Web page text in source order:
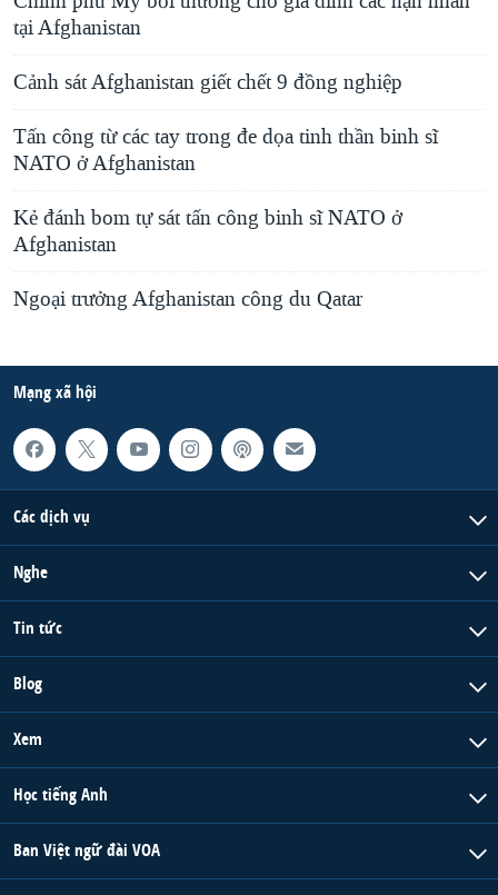
tại Afghanistan
Cảnh sát Afghanistan giết chết 9 đồng nghiệp
Tấn công từ các tay trong đe dọa tinh thần binh sĩ
NATO ở Afghanistan
Kẻ đánh bom tự sát tấn công binh sĩ NATO ở
Afghanistan
Ngoại trưởng Afghanistan công du Qatar
Mạng xã hội
Các dịch vụ
Nghe
Tin tức
Blog
Xem
Học tiếng Anh
Ban Việt ngữ đài VOA